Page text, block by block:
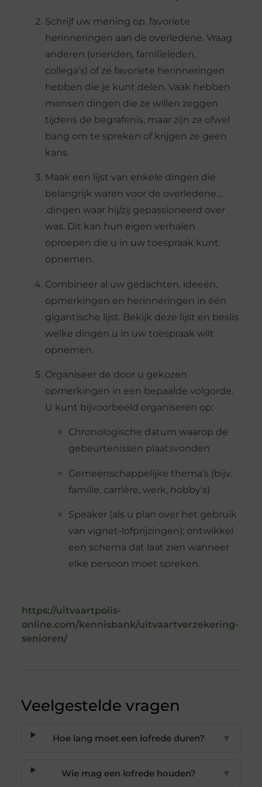
Schrijf uw mening op. favoriete
herinneringen aan de overledene. Vraag
anderen (vrienden, familieleden,
collega’s) of ze favoriete herinneringen
hebben die je kunt delen. Vaak hebben
mensen dingen die ze willen zeggen
tijdens de begrafenis, maar zijn ze ofwel
bang om te spreken of krijgen ze geen
kans.
Maak een lijst van enkele dingen die
belangrijk waren voor de overledene…
.dingen waar hij/zij gepassioneerd over
was. Dit kan hun eigen verhalen
oproepen die u in uw toespraak kunt
opnemen.
Combineer al uw gedachten, ideeën,
opmerkingen en herinneringen in één
gigantische lijst. Bekijk deze lijst en beslis
welke dingen u in uw toespraak wilt
opnemen.
Organiseer de door u gekozen
opmerkingen in een bepaalde volgorde.
U kunt bijvoorbeeld organiseren op:
Chronologische datum waarop de
gebeurtenissen plaatsvonden
Gemeenschappelijke thema’s (bijv.
familie, carrière, werk, hobby’s)
Speaker (als u plan over het gebruik
van vignet-lofprijzingen); ontwikkel
een schema dat laat zien wanneer
elke persoon moet spreken.
https://uitvaartpolis-
online.com/kennisbank/uitvaartverzekering-
senioren/
Veelgestelde vragen
Hoe lang moet een lofrede duren? ▼
Wie mag een lofrede houden? ▼